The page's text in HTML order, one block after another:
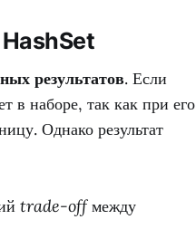
результатов. Если
в наборе, так как при его
Однако результат
trade-offмежду